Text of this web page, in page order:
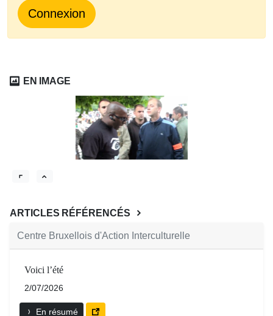
Connexion
EN IMAGE
ARTICLES RÉFÉRENCÉS
Centre Bruxellois d'Action Interculturelle
Voici l’été
2/07/2026
En résumé